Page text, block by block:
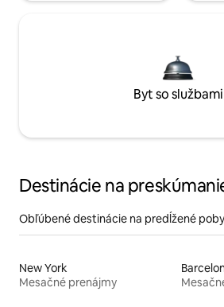
Byt so službami
Destinácie na
Obľúbené destinácie na predĺžené
New York
Mesačné prenájmy